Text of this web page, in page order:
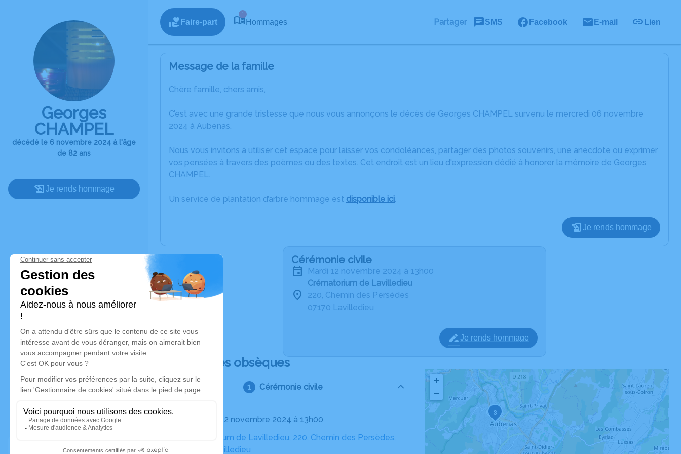
Georges
CHAMPEL
décédé le 6 novembre 2024 à l'âge
de 82 ans
Je rends hommage
Faire-part
1
Hommages Partager SMS Facebook E-mail Lien
Message de la famille
Chère famille, chers amis,
C’est avec une grande tristesse que nous vous annonçons le décès de Georges CHAMPEL survenu le mercredi 06 novembre
2024 à Aubenas.
Nous vous invitons à utiliser cet espace pour laisser vos condoléances, partager des photos souvenirs, une anecdote ou exprimer
vos pensées à travers des poèmes ou des textes. Cet endroit est un lieu d'expression dédié à honorer la mémoire de Georges
CHAMPEL.
Un service de plantation d’arbre hommage est disponible ici.
Je rends hommage
Cérémonie civile
mardi 12 novembre 2024 à 13h00
Crématorium de Lavilledieu
220, Chemin des Persèdes
07170 Lavilledieu
Je rends hommage
Déroulé des obsèques
Cérémonie civile
Le mardi 12 novembre 2024 à 13h00
Crématorium de Lavilledieu, 220, Chemin des Persèdes,
07170 Lavilledieu
3
+
−